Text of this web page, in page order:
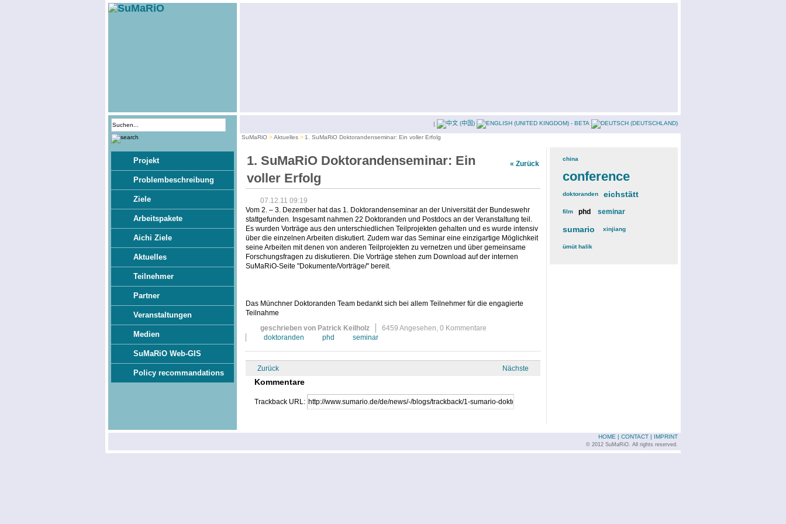
Projekt
Problembeschreibung
Ziele
Arbeitspakete
Aichi Ziele
Aktuelles
Teilnehmer
Partner
Veranstaltungen
Medien
SuMaRiO Web-GIS
Policy recommandations
|
SuMaRiO Aktuelles 1. SuMaRiO Doktorandenseminar: Ein voller Erfolg
« Zurück
1. SuMaRiO Doktorandenseminar: Ein
voller Erfolg
07.12.11 09:19
Vom 2. – 3. Dezember hat das 1. Doktorandenseminar an der Universität der Bundeswehr
stattgefunden. Insgesamt nahmen 22 Doktoranden und Postdocs an der Veranstaltung teil.
Es wurden Vorträge aus den unterschiedlichen Teilprojekten gehalten und es wurde intensiv
über die einzelnen Arbeiten diskutiert. Zudem war das Seminar eine einzigartige Möglichkeit
seine Arbeiten mit denen von anderen Teilprojekten zu vernetzen und über gemeinsame
Forschungsfragen zu diskutieren. Die Vorträge stehen zum Download auf der internen
SuMaRiO-Seite "Dokumente/Vorträge/" bereit.
Das Münchner Doktoranden Team bedankt sich bei allem Teilnehmer für die engagierte
Teilnahme
geschrieben von Patrick Keilholz
6459 Angesehen, 0 Kommentare
doktoranden
phd seminar
Zurück Nächste
Kommentare
Trackback URL:
china(3)
conference(12)
doktoranden(3)eichstätt
film(2)phd (4)seminar
sumario (6)xinjiang(2)
ümüt halik(2)
IMPRINT
CONTACT
HOME
© 2012 SuMaRiO. All rights reserved.